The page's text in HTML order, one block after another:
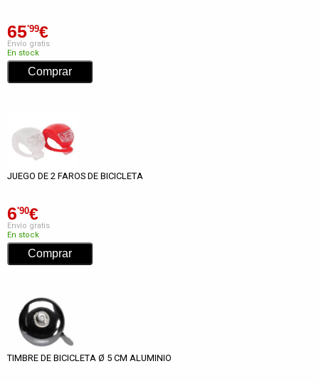
65'99€
Envío gratis
En stock
JUEGO DE 2 FAROS DE BICICLETA
6'90€
Envío gratis
En stock
TIMBRE DE BICICLETA Ø 5 CM ALUMINIO